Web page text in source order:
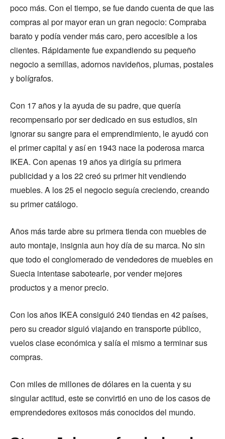
poco más. Con el tiempo, se fue dando cuenta de que las
compras al por mayor eran un gran negocio: Compraba
barato y podía vender más caro, pero accesible a los
clientes. Rápidamente fue expandiendo su pequeño
negocio a semillas, adornos navideños, plumas, postales
y bolígrafos.
Con 17 años y la ayuda de su padre, que quería
recompensarlo por ser dedicado en sus estudios, sin
ignorar su sangre para el emprendimiento, le ayudó con
el primer capital y así en 1943 nace la poderosa marca
IKEA. Con apenas 19 años ya dirigía su primera
publicidad y a los 22 creó su primer hit vendiendo
muebles. A los 25 el negocio seguía creciendo, creando
su primer catálogo.
Años más tarde abre su primera tienda con muebles de
auto montaje, insignia aun hoy día de su marca. No sin
que todo el conglomerado de vendedores de muebles en
Suecia intentase sabotearle, por vender mejores
productos y a menor precio.
Con los años IKEA consiguió 240 tiendas en 42 países,
pero su creador siguió viajando en transporte público,
vuelos clase económica y salía el mismo a terminar sus
compras.
Con miles de millones de dólares en la cuenta y su
singular actitud, este se convirtió en uno de los casos de
emprendedores exitosos más conocidos del mundo.